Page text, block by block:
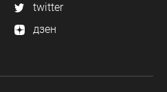
twitter
дзен